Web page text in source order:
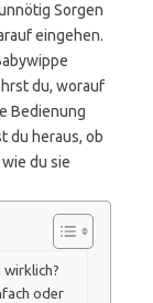
Sorgen
eingehen.
du, worauf
Bedienung
du heraus, ob
du sie
oder